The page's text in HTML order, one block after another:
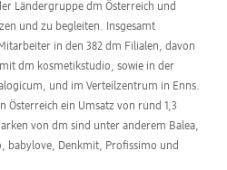
Ländergruppe dm Österreich und
und zu begleiten. Insgesamt
in den 382 dm Filialen, davon
dm kosmetikstudio, sowie in der
und im Verteilzentrum in Enns.
Österreich ein Umsatz von rund 1,3
von dm sind unter anderem Balea,
babylove, Denkmit, Profissimo und